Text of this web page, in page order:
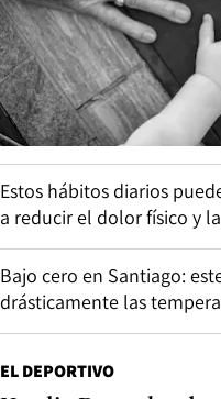
Estos hábitos diarios
a reducir el dolor físico y
Bajo cero en Santiago:
drásticamente las
EL DEPORTIVO